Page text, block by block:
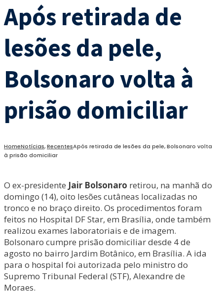
Após retirada de
lesões da pele,
Bolsonaro volta à
prisão domiciliar
HomeNotícias,RecentesApós retirada de lesões da pele, Bolsonaro volta
à prisão domiciliar
O ex-presidente Jair Bolsonaro retirou, na manhã do
domingo (14), oito lesões cutâneas localizadas no
tronco e no braço direito. Os procedimentos foram
feitos no Hospital DF Star, em Brasília, onde também
realizou exames laboratoriais e de imagem.
Bolsonaro cumpre prisão domiciliar desde 4 de
agosto no bairro Jardim Botânico, em Brasília. A ida
para o hospital foi autorizada pelo ministro do
Supremo Tribunal Federal (STF), Alexandre de
Moraes.